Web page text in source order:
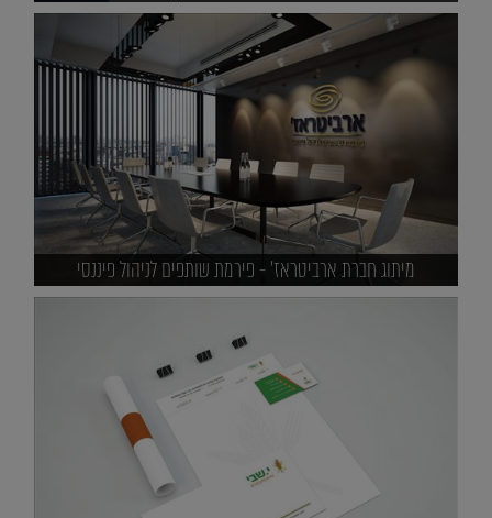
מיתוג חברת ארביטראז' - פירמת שותפים לניהול פיננסי